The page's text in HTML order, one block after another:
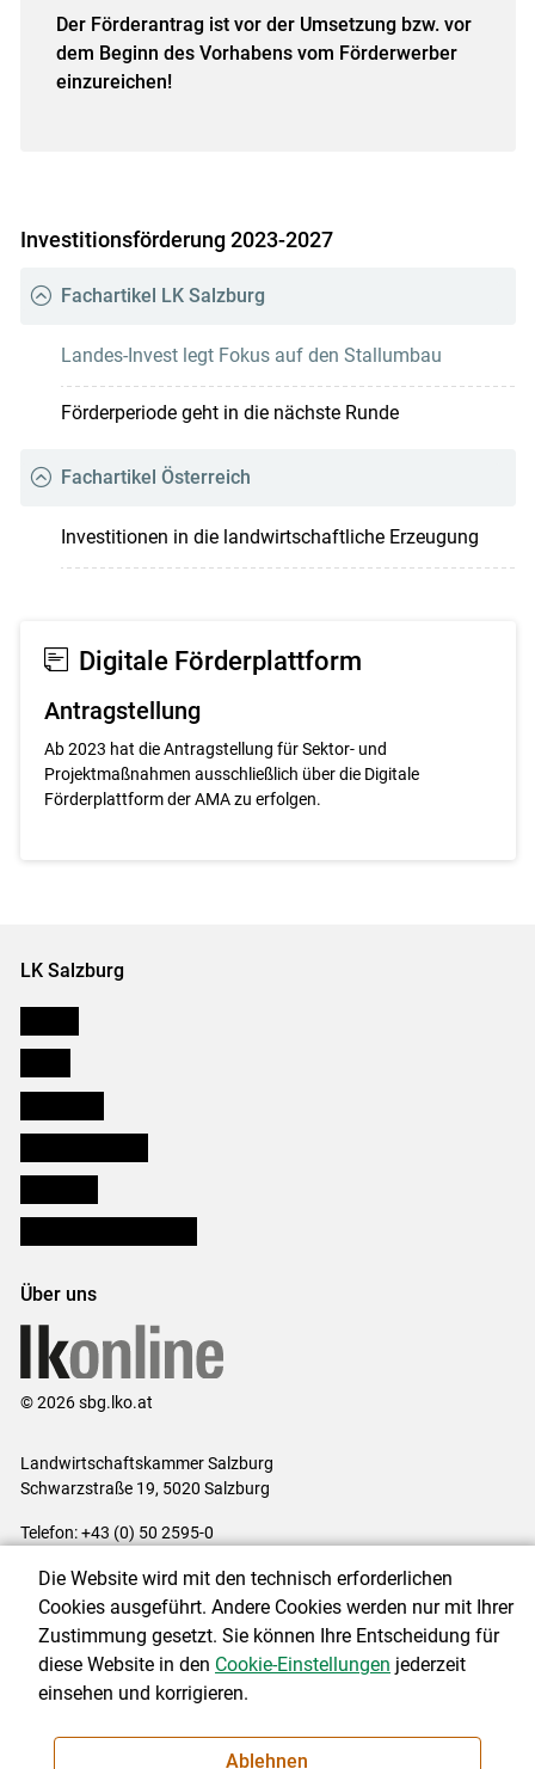
Der Förderantrag ist vor der Umsetzung bzw. vor
dem Beginn des Vorhabens vom Förderwerber
einzureichen!
Investitionsförderung 2023-2027
Fachartikel LK Salzburg
Landes-Invest legt Fokus auf den Stallumbau
Förderperiode geht in die nächste Runde
Fachartikel Österreich
Investitionen in die landwirtschaftliche Erzeugung
Digitale Förderplattform
Antragstellung
Ab 2023 hat die Antragstellung für Sektor- und
Projektmaßnahmen ausschließlich über die Digitale
Förderplattform der AMA zu erfolgen.
LK Salzburg
Über uns
© 2026 sbg.lko.at
Landwirtschaftskammer Salzburg
Schwarzstraße 19, 5020 Salzburg
Telefon: +43 (0) 50 2595-0
Impressum|Kontakt|Datenschutzerklärung|Barrierefreiheit|
Cookie-Einstellungen
NEWSLETTER
Die Website wird mit den technisch erforderlichen
Cookies ausgeführt. Andere Cookies werden nur mit Ihrer
Zustimmung gesetzt. Sie können Ihre Entscheidung für
diese Website in den Cookie-Einstellungen jederzeit
einsehen und korrigieren.
Ablehnen